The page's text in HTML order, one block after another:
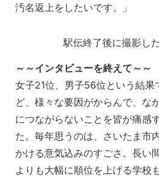
汚名返上をしたいです。」
駅伝終了後に撮影し
～～インタビューを終えて～～
女子21位、男子56位という結果
ど、様々な要因がからんで、な
につながらないことを皆が痛感
た。毎年思うのは、さいたま市
かける意気込みのすごさ。長い
よりも大幅に順位を上げる学校